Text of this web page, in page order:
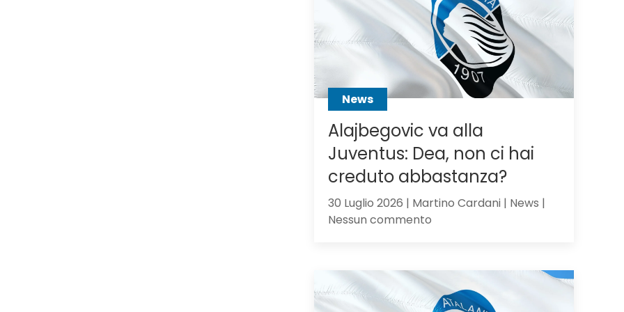
pilastro
di
Sarri
o
sacrificabile?
News
Alajbegovic va alla
Juventus: Dea, non ci hai
creduto abbastanza?
30 Luglio 2026 | Martino Cardani | News |
Nessun commentosu
alla
Juventus:
Dea,